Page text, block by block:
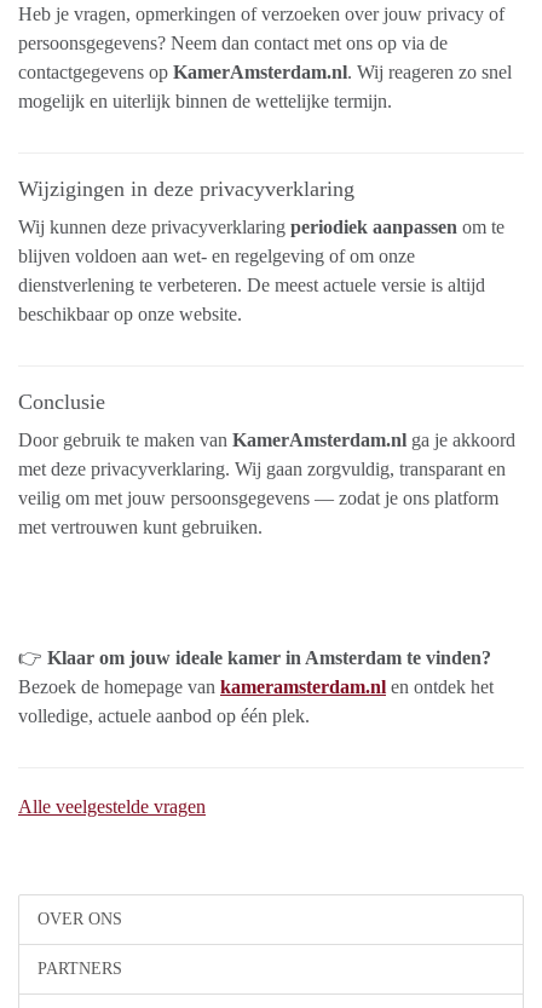
OVER ONS
PARTNERS
Heb je vragen, opmerkingen of verzoeken over jouw privacy of
persoonsgegevens? Neem dan contact met ons op via de
contactgegevens op KamerAmsterdam.nl. Wij reageren zo snel
mogelijk en uiterlijk binnen de wettelijke termijn.
Wijzigingen in deze privacyverklaring
Wij kunnen deze privacyverklaring periodiek aanpassen om te
blijven voldoen aan wet- en regelgeving of om onze
dienstverlening te verbeteren. De meest actuele versie is altijd
beschikbaar op onze website.
Conclusie
Door gebruik te maken van KamerAmsterdam.nl ga je akkoord
met deze privacyverklaring. Wij gaan zorgvuldig, transparant en
veilig om met jouw persoonsgegevens — zodat je ons platform
met vertrouwen kunt gebruiken.
👉 Klaar om jouw ideale kamer in Amsterdam te vinden?
Bezoek de homepage van kameramsterdam.nl en ontdek het
volledige, actuele aanbod op één plek.
Alle veelgestelde vragen